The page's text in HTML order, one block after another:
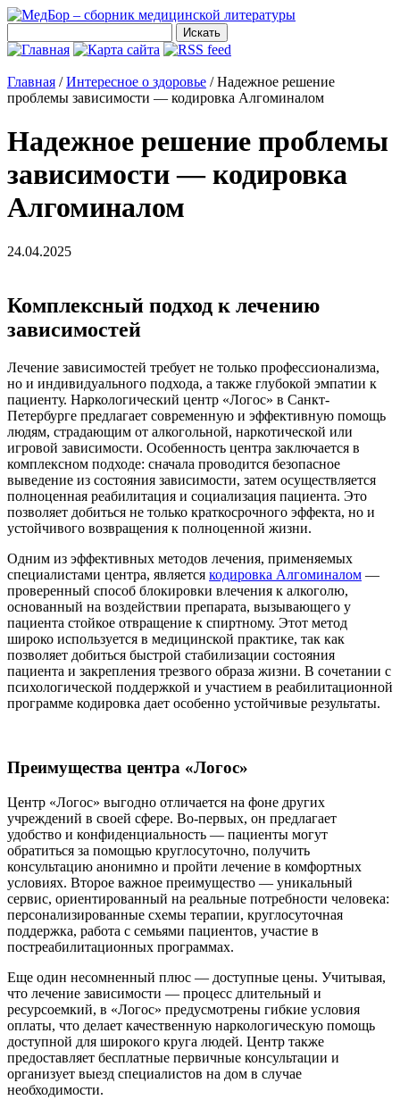
Главная /Интересное о здоровье /Надежное решение
проблемы зависимости — кодировка Алгоминалом
Надежное решение проблемы
зависимости — кодировка
Алгоминалом
24.04.2025
Комплексный подход к лечению
зависимостей
Лечение зависимостей требует не только профессионализма,
но и индивидуального подхода, а также глубокой эмпатии к
пациенту. Наркологический центр «Логос» в Санкт-
Петербурге предлагает современную и эффективную помощь
людям, страдающим от алкогольной, наркотической или
игровой зависимости. Особенность центра заключается в
комплексном подходе: сначала проводится безопасное
выведение из состояния зависимости, затем осуществляется
полноценная реабилитация и социализация пациента. Это
позволяет добиться не только краткосрочного эффекта, но и
устойчивого возвращения к полноценной жизни.
Одним из эффективных методов лечения, применяемых
специалистами центра, является кодировка Алгоминалом —
проверенный способ блокировки влечения к алкоголю,
основанный на воздействии препарата, вызывающего у
пациента стойкое отвращение к спиртному. Этот метод
широко используется в медицинской практике, так как
позволяет добиться быстрой стабилизации состояния
пациента и закрепления трезвого образа жизни. В сочетании с
психологической поддержкой и участием в реабилитационной
программе кодировка дает особенно устойчивые результаты.
Преимущества центра «Логос»
Центр «Логос» выгодно отличается на фоне других
учреждений в своей сфере. Во-первых, он предлагает
удобство и конфиденциальность — пациенты могут
обратиться за помощью круглосуточно, получить
консультацию анонимно и пройти лечение в комфортных
условиях. Второе важное преимущество — уникальный
сервис, ориентированный на реальные потребности человека:
персонализированные схемы терапии, круглосуточная
поддержка, работа с семьями пациентов, участие в
постреабилитационных программах.
Еще один несомненный плюс — доступные цены. Учитывая,
что лечение зависимости — процесс длительный и
ресурсоемкий, в «Логос» предусмотрены гибкие условия
оплаты, что делает качественную наркологическую помощь
доступной для широкого круга людей. Центр также
предоставляет бесплатные первичные консультации и
организует выезд специалистов на дом в случае
необходимости.